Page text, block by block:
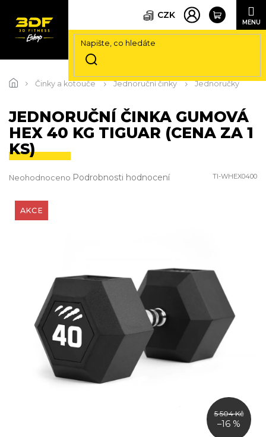
na
CZK
Činky a kotouče Jednoruční činky Jednoručky
JEDNORUČNÍ ČINKA GUMOVÁ
HEX 40 KG TIGUAR (CENA ZA 1
KS)
TI-WHEX0400
Průměrné
produktu
0,0
Neohodnoceno Podrobnosti hodnocení
AKCE
5 504 Kč
–16 %